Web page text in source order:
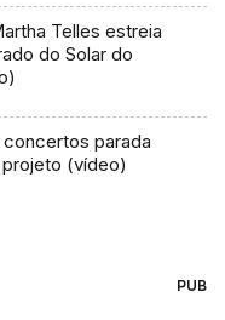
Telles estreia
do Solar do
parada
(vídeo)
PUB